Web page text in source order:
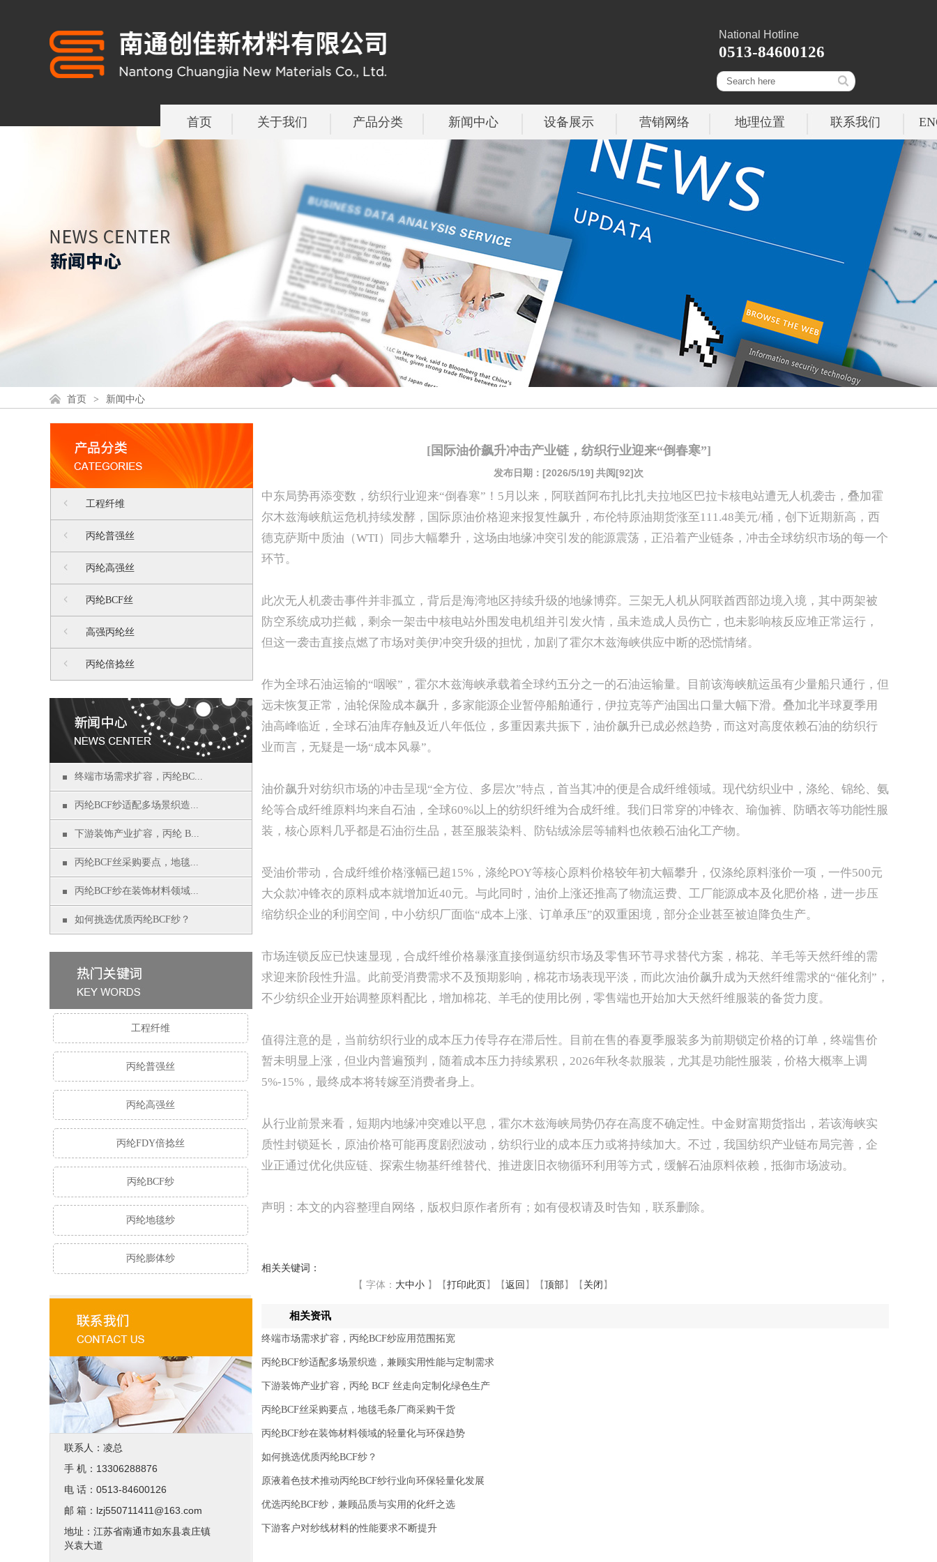
National Hotline
0513-84600126
首页 关于我们 产品分类 新闻中心 设备展示 营销网络 地理位置 联系我们
首页 > 新闻中心
工程纤维
丙纶普强丝
丙纶高强丝
丙纶BCF丝
高强丙纶丝
丙纶倍捻丝
终端市场需求扩容，丙纶BC...
丙纶BCF纱适配多场景织造...
下游装饰产业扩容，丙纶 B...
丙纶BCF丝采购要点，地毯...
丙纶BCF纱在装饰材料领域...
如何挑选优质丙纶BCF纱？
工程纤维
丙纶普强丝
丙纶高强丝
丙纶FDY倍捻丝
丙纶BCF纱
丙纶地毯纱
丙纶膨体纱
联系人：凌总
手 机：13306288876
电 话：0513-84600126
邮 箱：lzj550711411@163.com
地址：江苏省南通市如东县袁庄镇
兴袁大道
[国际油价飙升冲击产业链，纺织行业迎来“倒春寒”]
发布日期：[2026/5/19] 共阅[92]次
中东局势再添变数，纺织行业迎来“倒春寒”！5月以来，阿联酋阿布扎比扎夫拉地区巴拉卡核电站遭无人机袭击，叠加霍
尔木兹海峡航运危机持续发酵，国际原油价格迎来报复性飙升，布伦特原油期货涨至111.48美元/桶，创下近期新高，西
德克萨斯中质油（WTI）同步大幅攀升，这场由地缘冲突引发的能源震荡，正沿着产业链条，冲击全球纺织市场的每一个
环节。
此次无人机袭击事件并非孤立，背后是海湾地区持续升级的地缘博弈。三架无人机从阿联酋西部边境入境，其中两架被
防空系统成功拦截，剩余一架击中核电站外围发电机组并引发火情，虽未造成人员伤亡，也未影响核反应堆正常运行，
但这一袭击直接点燃了市场对美伊冲突升级的担忧，加剧了霍尔木兹海峡供应中断的恐慌情绪。
作为全球石油运输的“咽喉”，霍尔木兹海峡承载着全球约五分之一的石油运输量。目前该海峡航运虽有少量船只通行，但
远未恢复正常，油轮保险成本飙升，多家能源企业暂停船舶通行，伊拉克等产油国出口量大幅下滑。叠加北半球夏季用
油高峰临近，全球石油库存触及近八年低位，多重因素共振下，油价飙升已成必然趋势，而这对高度依赖石油的纺织行
业而言，无疑是一场“成本风暴”。
油价飙升对纺织市场的冲击呈现“全方位、多层次”特点，首当其冲的便是合成纤维领域。现代纺织业中，涤纶、锦纶、氨
纶等合成纤维原料均来自石油，全球60%以上的纺织纤维为合成纤维。我们日常穿的冲锋衣、瑜伽裤、防晒衣等功能性服
装，核心原料几乎都是石油衍生品，甚至服装染料、防钻绒涂层等辅料也依赖石油化工产物。
受油价带动，合成纤维价格涨幅已超15%，涤纶POY等核心原料价格较年初大幅攀升，仅涤纶原料涨价一项，一件500元
大众款冲锋衣的原料成本就增加近40元。与此同时，油价上涨还推高了物流运费、工厂能源成本及化肥价格，进一步压
缩纺织企业的利润空间，中小纺织厂面临“成本上涨、订单承压”的双重困境，部分企业甚至被迫降负生产。
市场连锁反应已快速显现，合成纤维价格暴涨直接倒逼纺织市场及零售环节寻求替代方案，棉花、羊毛等天然纤维的需
求迎来阶段性升温。此前受消费需求不及预期影响，棉花市场表现平淡，而此次油价飙升成为天然纤维需求的“催化剂”，
不少纺织企业开始调整原料配比，增加棉花、羊毛的使用比例，零售端也开始加大天然纤维服装的备货力度。
值得注意的是，当前纺织行业的成本压力传导存在滞后性。目前在售的春夏季服装多为前期锁定价格的订单，终端售价
暂未明显上涨，但业内普遍预判，随着成本压力持续累积，2026年秋冬款服装，尤其是功能性服装，价格大概率上调
5%-15%，最终成本将转嫁至消费者身上。
从行业前景来看，短期内地缘冲突难以平息，霍尔木兹海峡局势仍存在高度不确定性。中金财富期货指出，若该海峡实
质性封锁延长，原油价格可能再度剧烈波动，纺织行业的成本压力或将持续加大。不过，我国纺织产业链布局完善，企
业正通过优化供应链、探索生物基纤维替代、推进废旧衣物循环利用等方式，缓解石油原料依赖，抵御市场波动。
声明：本文的内容整理自网络，版权归原作者所有；如有侵权请及时告知，联系删除。
相关关键词：
【 字体： 大中小】 【 打印此页 】 【 返回 】 【 顶部 】 【 关闭 】
相关资讯
终端市场需求扩容，丙纶BCF纱应用范围拓宽
丙纶BCF纱适配多场景织造，兼顾实用性能与定制需求
下游装饰产业扩容，丙纶 BCF 丝走向定制化绿色生产
丙纶BCF丝采购要点，地毯毛条厂商采购干货
丙纶BCF纱在装饰材料领域的轻量化与环保趋势
如何挑选优质丙纶BCF纱？
原液着色技术推动丙纶BCF纱行业向环保轻量化发展
优选丙纶BCF纱，兼顾品质与实用的化纤之选
下游客户对纱线材料的性能要求不断提升